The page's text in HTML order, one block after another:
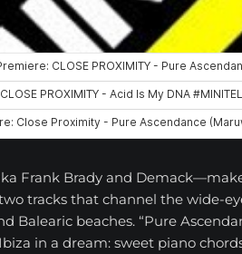
Frank Brady and
tracks that channel the wide-
Balearic beaches. “Pure
in a dream: sweet piano